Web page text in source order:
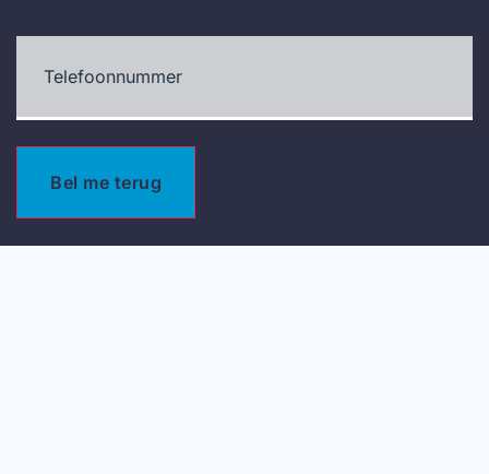
Telefoonnummer(Vereist)
Bel me terug